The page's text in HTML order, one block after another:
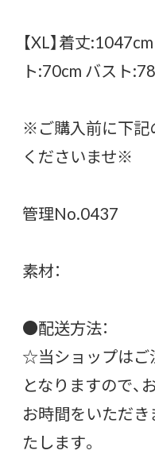
【XL】着丈
ト:70cm バスト
※ご購入前に下記
くださいませ※
管理No.0437
素材：
●配送方法：
☆当ショップはご
となりますので
お時間をいただ
たします。